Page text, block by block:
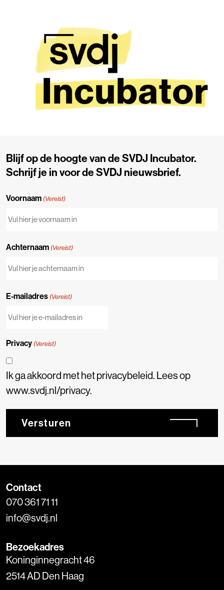
Blijf op de hoogte van de SVDJ Incubator.
Schrijf je in voor de SVDJ nieuwsbrief.
Voornaam (Vereist)
Achternaam (Vereist)
E-mailadres (Vereist)
Privacy (Vereist)
Ik ga akkoord met het privacybeleid. Lees op
www.svdj.nl/privacy.
Versturen
Contact
070 361 71 11
info@svdj.nl
Bezoekadres
Koninginnegracht 46
2514 AD Den Haag